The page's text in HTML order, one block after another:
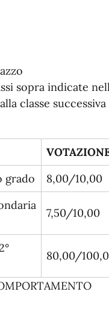
sopra indicate
classe
grado
8,00/10,00
7,50/10,00
80,00/